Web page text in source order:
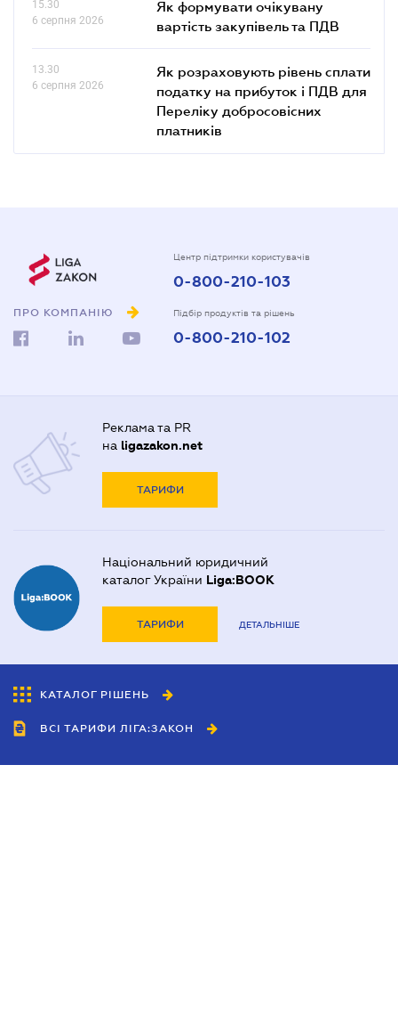
15.30
6 серпня 2026
Як формувати очікувану
вартість закупівель та ПДВ
13.30
6 серпня 2026
Як розраховують рівень сплати
податку на прибуток і ПДВ для
Переліку добросовісних
платників
ПРО КОМПАНІЮ
Центр підтримки користувачів
0-800-210-103
Підбір продуктів та рішень
0-800-210-102
Реклама та PR
на ligazakon.net
ТАРИФИ
Національний юридичний
каталог України Liga:BOOK
ТАРИФИ ДЕТАЛЬНІШЕ
КАТАЛОГ РІШЕНЬ
ВСІ ТАРИФИ ЛІГА:ЗАКОН